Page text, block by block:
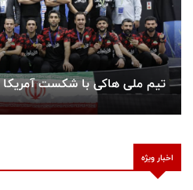
تیم ملی هاکی با شکست
اخبار ویژه